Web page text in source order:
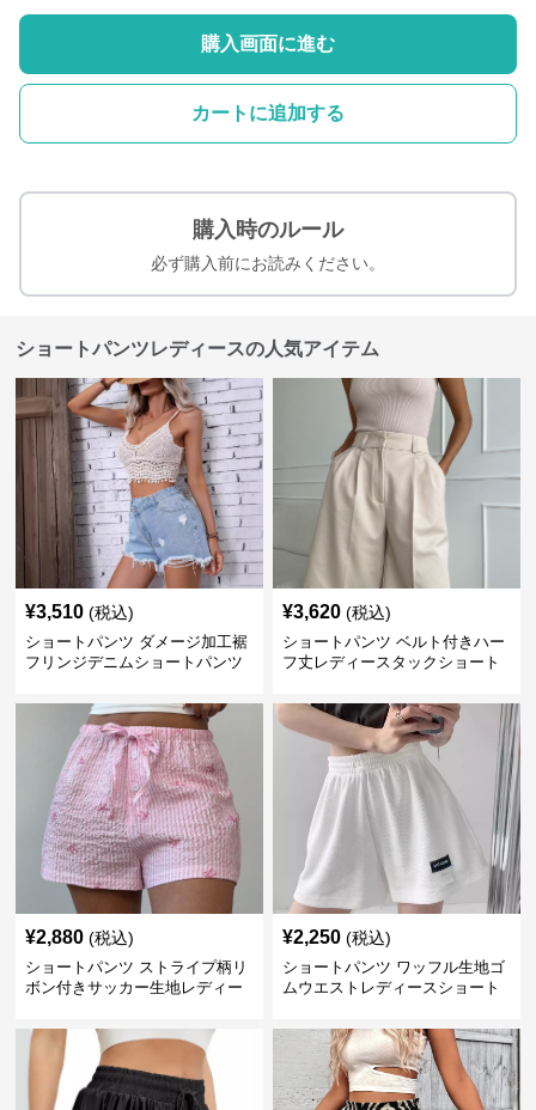
購入画面に進む
カートに追加する
購入時のルール
必ず購入前にお読みください。
ショートパンツレディースの人気アイテム
¥3,510 (税込)
ショートパンツ ダメージ加工裾
フリンジデニムショートパンツ
¥3,620 (税込)
ショートパンツ ベルト付きハー
フ丈レディースタックショート
¥2,880 (税込)
ショートパンツ ストライプ柄リ
ボン付きサッカー生地レディー
¥2,250 (税込)
ショートパンツ ワッフル生地ゴ
ムウエストレディースショート